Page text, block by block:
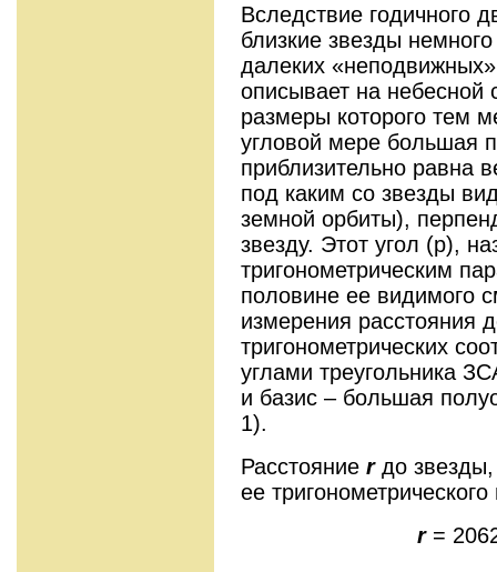
Вследствие годичного
близкие звезды
далеких
описывает на
размеры которого тем
угловой мере большая
приблизительно равна
под каким со звезды
земной орбиты),
звезду. Этот угол (p),
тригонометрическим
половине ее видимого
измерения расстояния
тригонометрических
углами треугольника
и базис – большая
1).
Расстояние rдо звезды,
ее
r=